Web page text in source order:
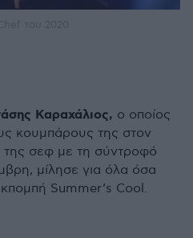
Καραχάλιος, ο οποίος
κουμπάρους της στον
σεφ με τη σύντροφό
μίλησε για όλα όσα
Summer’s Cool.